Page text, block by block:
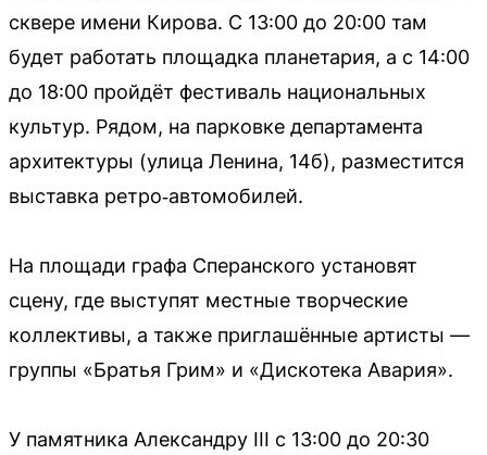
сквере имени Кирова. С 13:00 до 20:00 там
будет работать площадка планетария, а с 14:00
до 18:00 пройдёт фестиваль национальных
культур. Рядом, на парковке департамента
архитектуры (улица Ленина, 14б), разместится
выставка ретро‑автомобилей.
На площади графа Сперанского установят
сцену, где выступят местные творческие
коллективы, а также приглашённые артисты —
группы «Братья Грим» и «Дискотека Авария».
У памятника Александру III с 13:00 до 20:30